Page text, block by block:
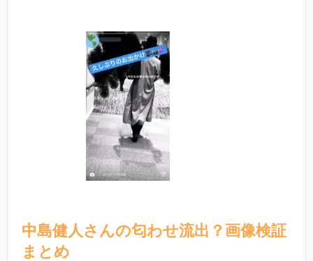
中島健人さんの匂わせ流出？画像検証
まとめ